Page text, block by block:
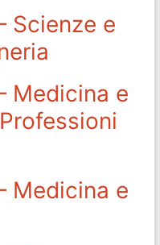
Scienze e
Medicina e
Medicina e